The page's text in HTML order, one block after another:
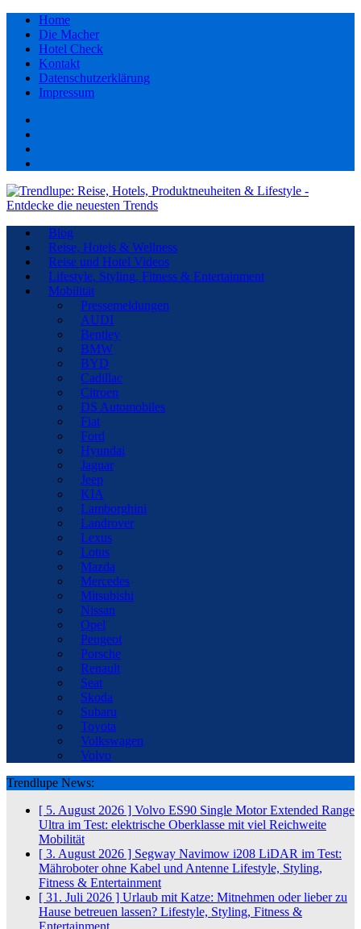
Home
Die Macher
Hotel Check
Kontakt
Datenschutzerklärung
Impressum
Blog
Reise, Hotels & Wellness
Reise und Hotel Videos
Lifestyle, Styling, Fitness & Entertainment
Mobilität
Pressemeldungen
AUDI
Bentley
BMW
BYD
Cadillac
Citroen
DS Automobiles
Fiat
Ford
Hyundai
Jaguar
Jeep
KIA
Lamborghini
Landrover
Lexus
Lotus
Mazda
Mercedes
Mitsubishi
Nissan
Opel
Peugeot
Porsche
Renault
Seat
Skoda
Subaru
Toyota
Volkswagen
Volvo
Trendlupe News:
[ 5. August 2026 ] Volvo ES90 Single Motor Extended Range
Ultra im Test: elektrische Oberklasse mit viel Reichweite
Mobilität
[ 3. August 2026 ] Segway Navimow i208 LiDAR im Test:
Mähroboter ohne Kabel und Antenne Lifestyle, Styling,
Fitness & Entertainment
[ 31. Juli 2026 ] Urlaub mit Katze: Mitnehmen oder lieber zu
Hause betreuen lassen? Lifestyle, Styling, Fitness &
Entertainment